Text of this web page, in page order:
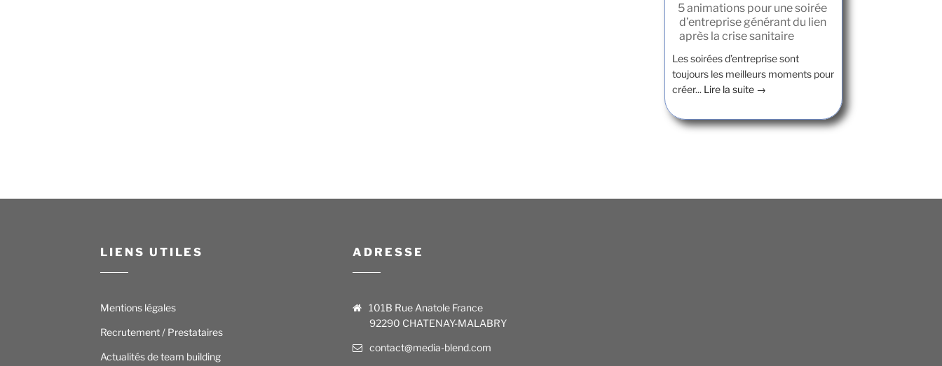
5 animations pour une soirée
d’entreprise générant du lien
après la crise sanitaire
Les soirées d’entreprise sont
toujours les meilleurs moments pour
créer... Lire la suite →
LIENS UTILES
Mentions légales
Recrutement / Prestataires
Actualités de team building
ADRESSE
101B Rue Anatole France
92290 CHATENAY-MALABRY
contact@media-blend.com